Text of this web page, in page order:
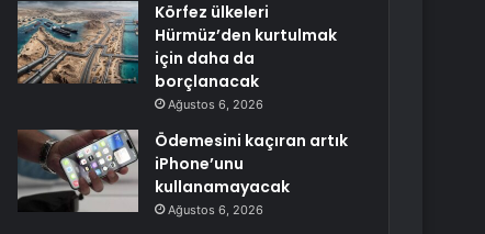
Körfez ülkeleri
Hürmüz’den kurtulmak
için daha da
borçlanacak
Ağustos 6, 2026
Ödemesini kaçıran artık
iPhone’unu
kullanamayacak
Ağustos 6, 2026